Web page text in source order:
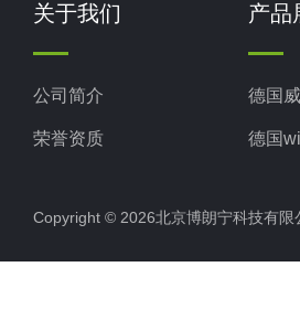
关于我们
公司简介
荣誉资质
产品
德国
美国
Copyright © 2026北京博朗宁科技有